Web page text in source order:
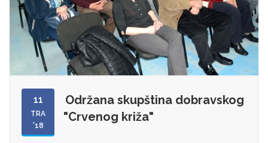
11
TRA
'18
Održana skupština dobravskog
"Crvenog križa"